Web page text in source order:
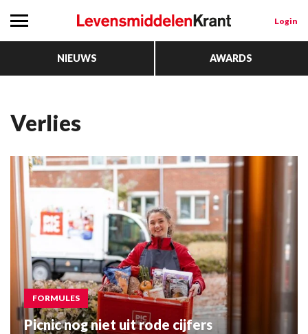
Login
NIEUWS AWARDS
Verlies
FORMULES
Picnic nog niet uit rode cijfers